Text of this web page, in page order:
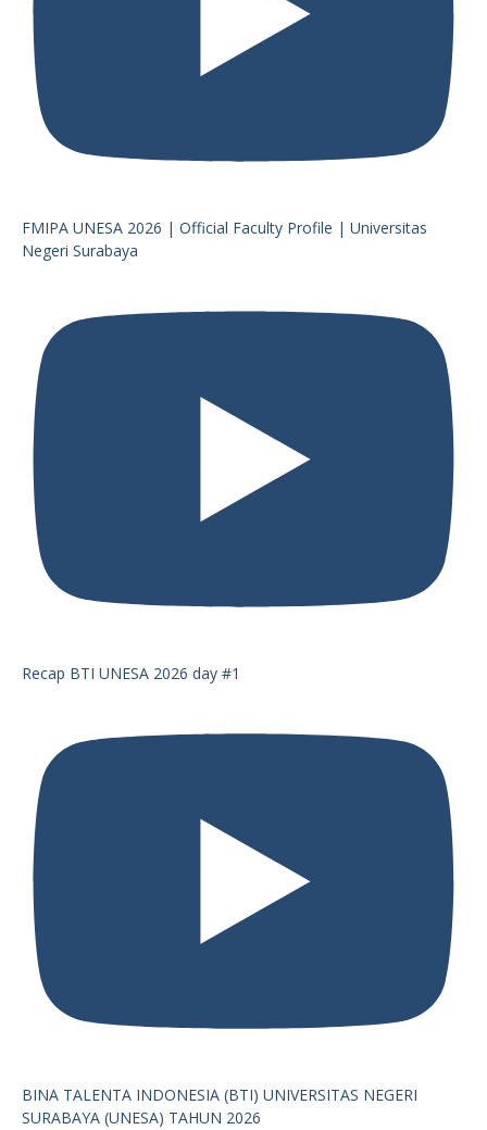
FMIPA UNESA 2026 | Official Faculty Profile | Universitas
Negeri Surabaya
Recap BTI UNESA 2026 day #1
BINA TALENTA INDONESIA (BTI) UNIVERSITAS NEGERI
SURABAYA (UNESA) TAHUN 2026